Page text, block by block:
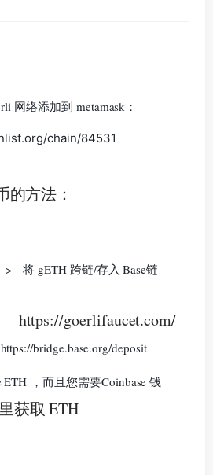
网络添加到 metamask：
chain/84531
的方法：
> 将 gETH 跨链/存入 Base链
https://goerlifaucet.com/
bridge.base.org/deposit
ETH ，而且您需要Coinbase 钱
获取 ETH